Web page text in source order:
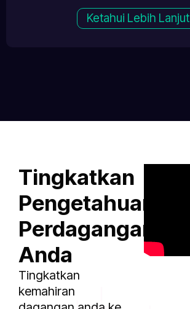
Ketahui Lebih Lanjut
Tingkatkan
Pengetahuan
Perdagangan
Anda
Tingkatkan
kemahiran